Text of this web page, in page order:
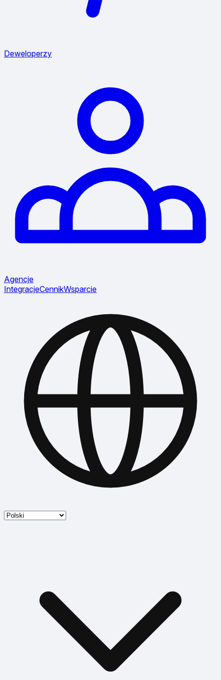
Deweloperzy
Agencje
IntegracjeCennikWsparcie